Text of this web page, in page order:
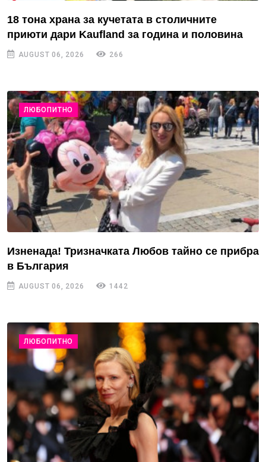
18 тона храна за кучетата в столичните
приюти дари Kaufland за година и половина
AUGUST 06, 2026 266
ЛЮБОПИТНО
Изненада! Тризначката Любов тайно се прибра
в България
AUGUST 06, 2026 1442
ЛЮБОПИТНО